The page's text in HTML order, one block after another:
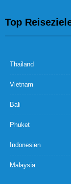
Top
Thailand
Vietnam
Bali
Phuket
Indonesien
Malaysia